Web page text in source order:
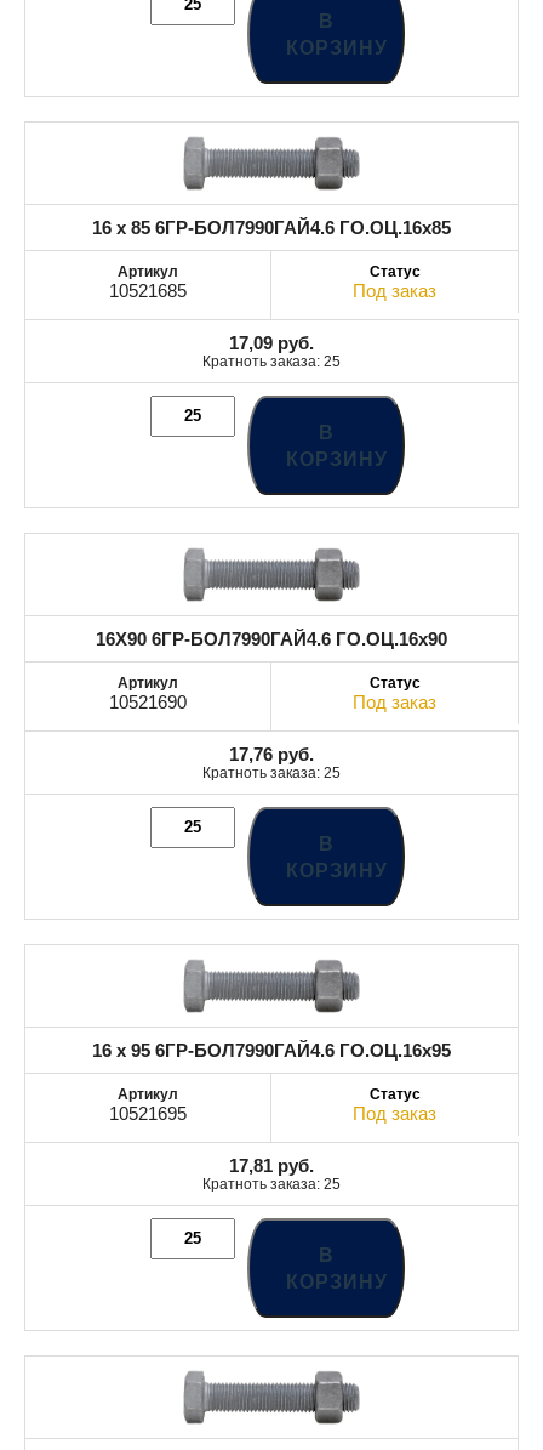
В
КОРЗИНУ
16 x 85 6ГР-БОЛ7990ГАЙ4.6 ГО.ОЦ.16x85
10521685 Под заказ
17,09 руб.
Кратноть заказа: 25
В
КОРЗИНУ
16X90 6ГР-БОЛ7990ГАЙ4.6 ГО.ОЦ.16x90
10521690 Под заказ
17,76 руб.
Кратноть заказа: 25
В
КОРЗИНУ
16 x 95 6ГР-БОЛ7990ГАЙ4.6 ГО.ОЦ.16x95
10521695 Под заказ
17,81 руб.
Кратноть заказа: 25
В
КОРЗИНУ